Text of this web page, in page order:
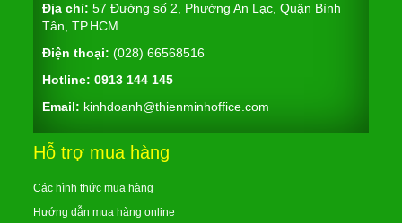
Địa chỉ: 57 Đường số 2, Phường An Lạc, Quận Bình
Tân, TP.HCM
Điện thoại: (028) 66568516
Hotline: 0913 144 145
Email: kinhdoanh@thienminhoffice.com
Hỗ trợ mua hàng
Các hình thức mua hàng
Hướng dẫn mua hàng online